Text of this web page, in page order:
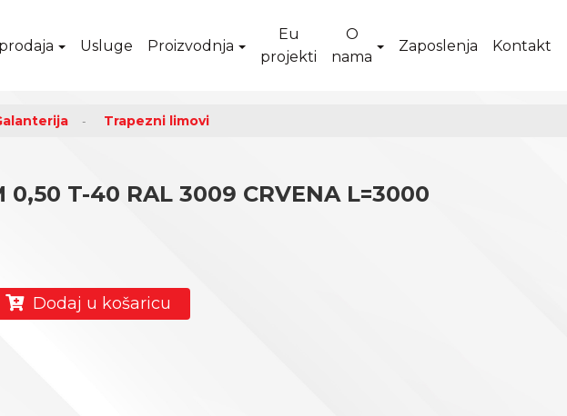
Usluge Proizvodnja
Eu
projekti
O
nama
Zaposlenja Kontakt
Trapezni limovi
0,50 T-40 RAL 3009 CRVENA L=3000
Dodaj u košaricu